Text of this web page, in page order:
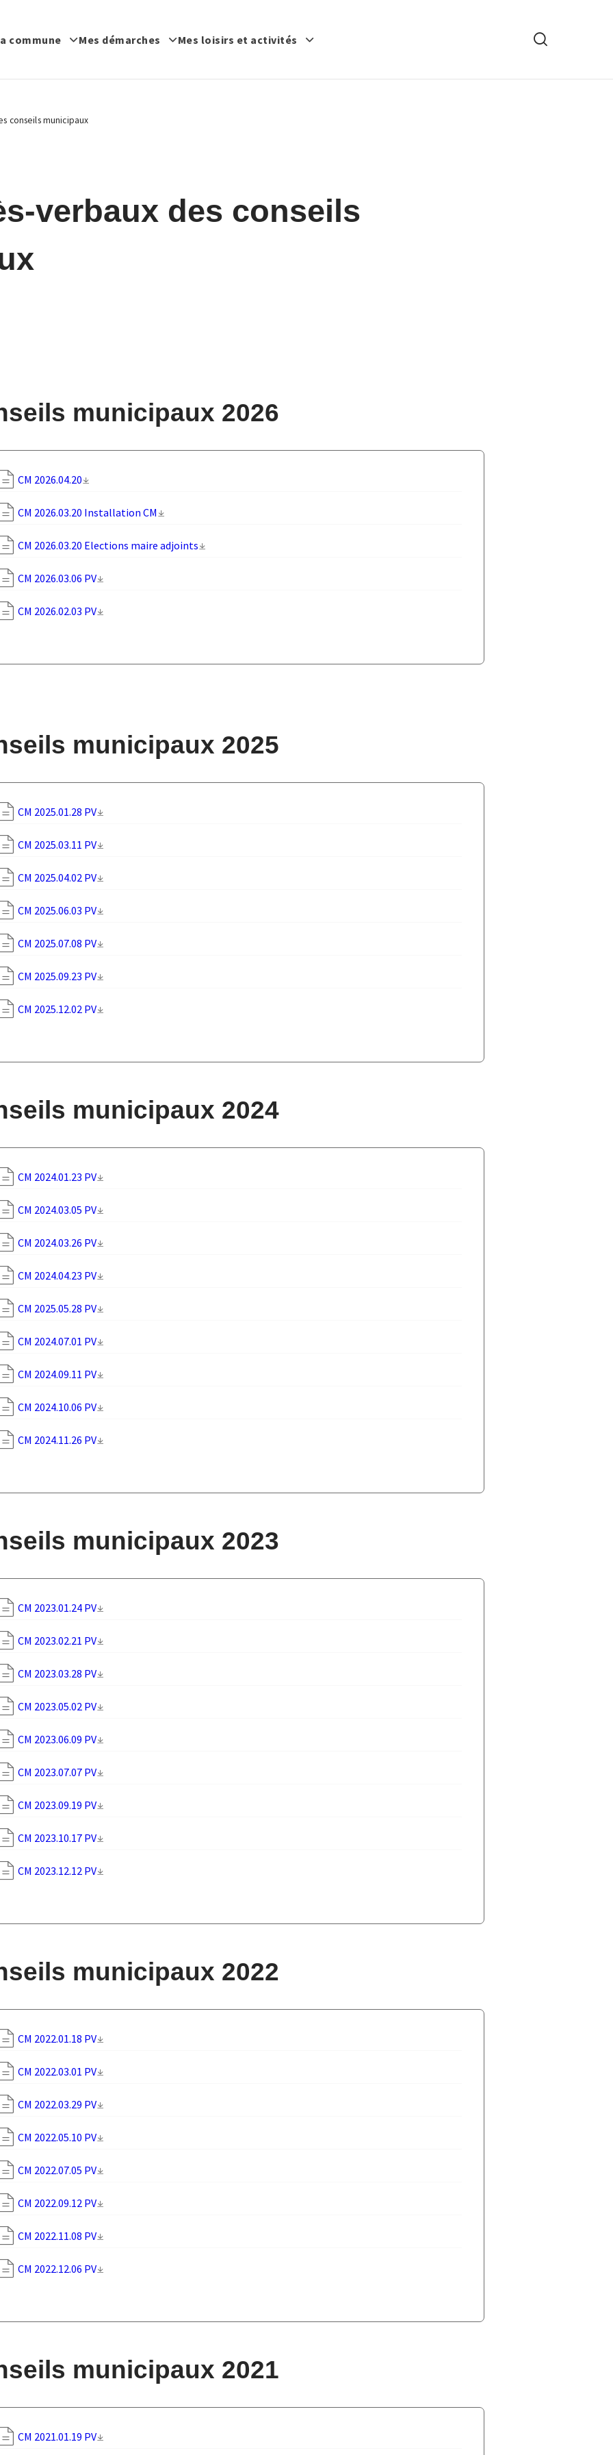
commune Mes démarches Mes loisirs et activités Rechercher
conseils municipaux
verbaux des conseils
municipaux 2026
CM 2026.04.20
CM 2026.03.20 Installation CM
CM 2026.03.20 Elections maire adjoints
CM 2026.03.06 PV
CM 2026.02.03 PV
municipaux 2025
CM 2025.01.28 PV
CM 2025.03.11 PV
CM 2025.04.02 PV
CM 2025.06.03 PV
CM 2025.07.08 PV
CM 2025.09.23 PV
CM 2025.12.02 PV
municipaux 2024
CM 2024.01.23 PV
CM 2024.03.05 PV
CM 2024.03.26 PV
CM 2024.04.23 PV
CM 2025.05.28 PV
CM 2024.07.01 PV
CM 2024.09.11 PV
CM 2024.10.06 PV
CM 2024.11.26 PV
municipaux 2023
CM 2023.01.24 PV
CM 2023.02.21 PV
CM 2023.03.28 PV
CM 2023.05.02 PV
CM 2023.06.09 PV
CM 2023.07.07 PV
CM 2023.09.19 PV
CM 2023.10.17 PV
CM 2023.12.12 PV
municipaux 2022
CM 2022.01.18 PV
CM 2022.03.01 PV
CM 2022.03.29 PV
CM 2022.05.10 PV
CM 2022.07.05 PV
CM 2022.09.12 PV
CM 2022.11.08 PV
CM 2022.12.06 PV
municipaux 2021
CM 2021.01.19 PV